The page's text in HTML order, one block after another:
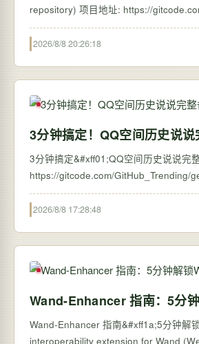
2026/8/8 20:26:18
3分钟搞定！QQ空间历史说
3分钟搞定&#xff01;QQ空间历史说说完整
2026/8/8 17:28:48
Wand-Enhancer 指南：5分
Wand-Enhancer 指南&#xff1a;5分钟解